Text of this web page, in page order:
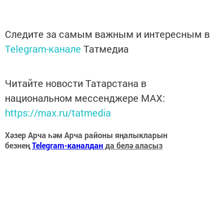
Следите за самым важным и интересным в
Telegram-канале Татмедиа
Читайте новости Татарстана в
национальном мессенджере MАХ:
https://max.ru/tatmedia
Хәзер Арча һәм Арча районы яңалыкларын
безнеңTelegram-каналданда белә аласыз